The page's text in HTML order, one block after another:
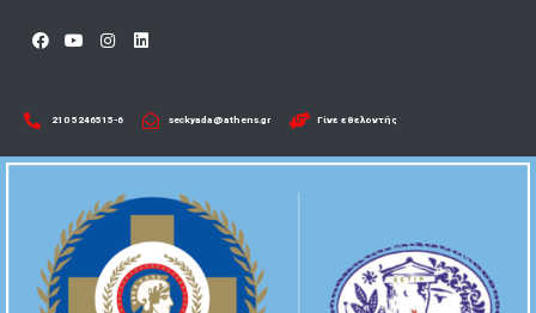
210 5246515-6​ seckyada@athens.gr Γίνε εθελοντής